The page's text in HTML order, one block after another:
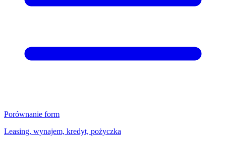
Porównanie form
Leasing, wynajem, kredyt, pożyczka